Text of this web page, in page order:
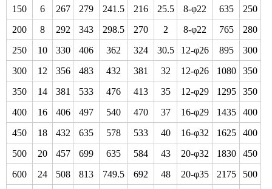
150
6 267 279 241.5 216 25.5 8-φ22 635
250
200
8 292 343 298.5 270 2 8-φ22 765
280
250
10 330 406 362 324 30.5 12-φ26 895
300
300
12 356 483 432 381 32 12-φ26 1080
350
350
14 381 533 476 413 35 12-φ29 1295
350
400
16 406 497 540 470 37 16-φ29 1435
400
450
18 432 635 578 533 40 16-φ32 1625
400
500
20 457 699 635 584 43 20-φ32 1830
450
600
24 508 813 749.5 692 48 20-φ35 2175
500